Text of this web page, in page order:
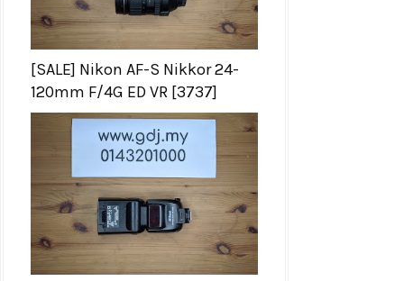
[SALE] Nikon AF-S Nikkor 24-
120mm F/4G ED VR [3737]